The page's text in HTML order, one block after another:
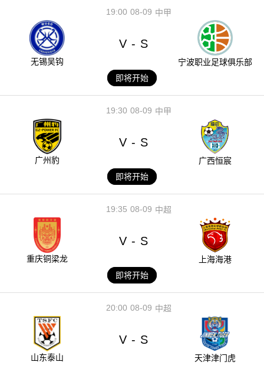
08-09
19:00 中甲
无锡吴钩
V - S
宁波职业足球俱乐部
即将开始
08-09
19:30 中甲
广州豹
V - S
广西恒宸
即将开始
08-09
19:35 中超
重庆铜梁龙
V - S
上海海港
即将开始
08-09
20:00 中超
山东泰山
V - S
天津津门虎